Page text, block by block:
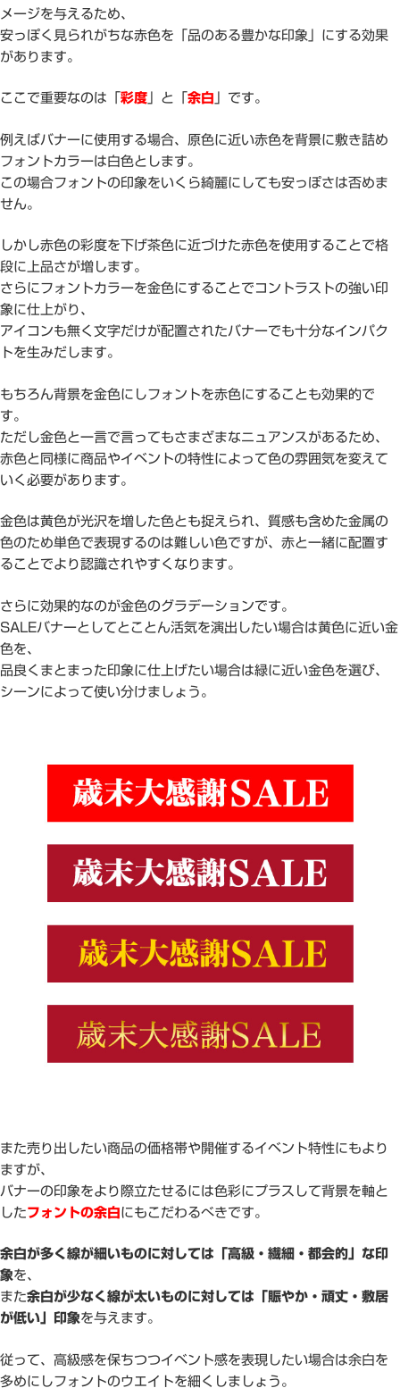
メージを与えるため、
安っぽく見られがちな赤色を「品のある豊かな印象」にする効果
があります。
ここで重要なのは「 彩度 」と「 余白 」です。
例えばバナーに使用する場合、原色に近い赤色を背景に敷き詰め
フォントカラーは白色とします。
この場合フォントの印象をいくら綺麗にしても安っぽさは否めま
せん。
しかし赤色の彩度を下げ茶色に近づけた赤色を使用することで格
段に上品さが増します。
さらにフォントカラーを金色にすることでコントラストの強い印
象に仕上がり、
アイコンも無く文字だけが配置されたバナーでも十分なインパク
トを生みだします。
もちろん背景を金色にしフォントを赤色にすることも効果的で
す。
ただし金色と一言で言ってもさまざまなニュアンスがあるため、
赤色と同様に商品やイベントの特性によって色の雰囲気を変えて
いく必要があります。
金色は黄色が光沢を増した色とも捉えられ、質感も含めた金属の
色のため単色で表現するのは難しい色ですが、赤と一緒に配置す
ることでより認識されやすくなります。
さらに効果的なのが金色のグラデーションです。
SALEバナーとしてとことん活気を演出したい場合は黄色に近い金
色を、
品良くまとまった印象に仕上げたい場合は緑に近い金色を選び、
シーンによって使い分けましょう。
また売り出したい商品の価格帯や開催するイベント特性にもより
ますが、
バナーの印象をより際立たせるには色彩にプラスして背景を軸と
したフォントの余白にもこだわるべきです。
余白が多く線が細いものに対しては「高級・繊細・都会的」な印
象を、
また余白が少なく線が太いものに対しては「賑やか・頑丈・敷居
が低い」印象を与えます。
従って、高級感を保ちつつイベント感を表現したい場合は余白を
多めにしフォントのウエイトを細くしましょう。